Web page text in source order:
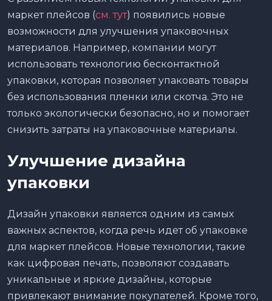
маркет плейсов (см. тут) появились новые
возможности для улучшения упаковочных
материалов. Например, компании могут
использовать технологию бесконтактной
упаковки, которая позволяет упаковать товары
без использования пленки или скотча. Это не
только экологически безопасно, но и помогает
снизить затраты на упаковочные материалы.
Улучшение дизайна
упаковки
Дизайн упаковки является одним из самых
важных аспектов, когда речь идет об упаковке
для маркет плейсов. Новые технологии, такие
как цифровая печать, позволяют создавать
уникальные и яркие дизайны, которые
привлекают внимание покупателей. Кроме того,